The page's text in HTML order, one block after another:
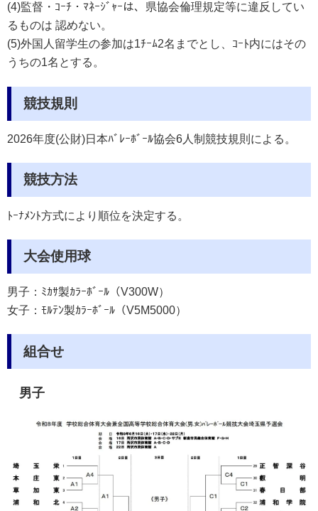
(4)監督・ｺｰﾁ・ﾏﾈｰｼﾞｬｰは、県協会倫理規定等に違反してい
るものは 認めない。
(5)外国人留学生の参加は1ﾁｰﾑ2名までとし、ｺｰﾄ内にはその
うちの1名とする。
競技規則
2026年度(公財)日本ﾊﾞﾚｰﾎﾞｰﾙ協会6人制競技規則による。
競技方法
ﾄｰﾅﾒﾝﾄ方式により順位を決定する。
大会使用球
男子：ﾐｶｻ製ｶﾗｰﾎﾞｰﾙ（V300W）
女子：ﾓﾙﾃﾝ製ｶﾗｰﾎﾞｰﾙ（V5M5000）
組合せ
男子